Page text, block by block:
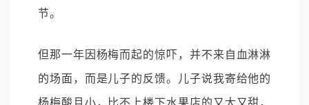
节。
但那一年因杨梅而起的惊吓，并不来自血淋淋
的场面，而是儿子的反馈。儿子说我寄给他的
杨梅酸且小，比不上楼下水果店的又大又甜，